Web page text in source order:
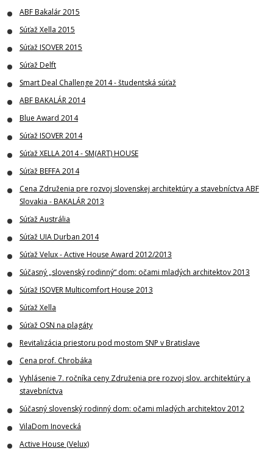
ABF Bakalár 2015
Súťaž Xella 2015
Súťaž ISOVER 2015
Súťaž Delft
Smart Deal Challenge 2014 - študentská súťaž
ABF BAKALÁR 2014
Blue Award 2014
Súťaž ISOVER 2014
Súťaž XELLA 2014 - SM(ART) HOUSE
Súťaž BEFFA 2014
Cena Združenia pre rozvoj slovenskej architektúry a stavebníctva ABF
Slovakia - BAKALÁR 2013
Súťaž Austrália
Súťaž UIA Durban 2014
Súťaž Velux - Active House Award 2012/2013
Súčasný „slovenský rodinný“ dom: očami mladých architektov 2013
Súťaž ISOVER Multicomfort House 2013
Súťaž Xella
Súťaž OSN na plagáty
Revitalizácia priestoru pod mostom SNP v Bratislave
Cena prof. Chrobáka
Vyhlásenie 7. ročníka ceny Združenia pre rozvoj slov. architektúry a
stavebníctva
Súčasný slovenský rodinný dom: očami mladých architektov 2012
VilaDom Inovecká
Active House (Velux)